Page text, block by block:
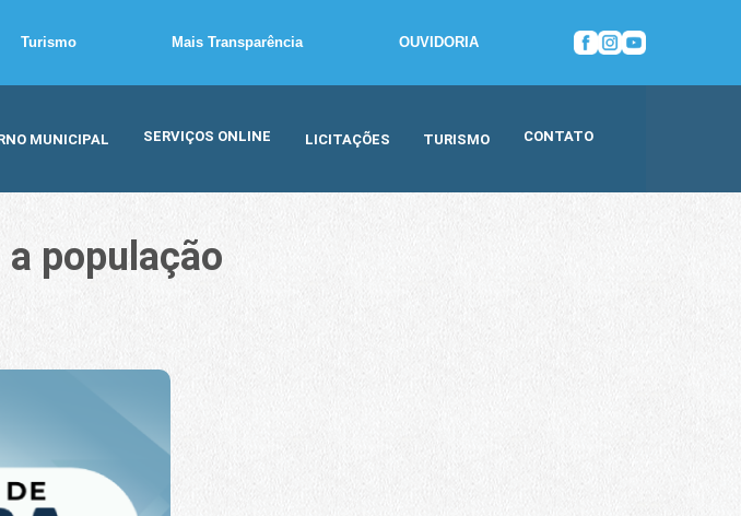
Turismo Mais Transparência OUVIDORIA
MUNICIPAL SERVIÇOS ONLINE LICITAÇÕES TURISMO CONTATO
população